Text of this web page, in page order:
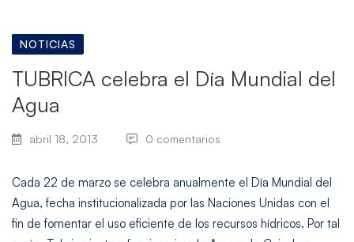
NOTICIAS
TUBRICA celebra el Día Mundial del
Agua
abril 18, 2013 0 comentarios
Cada 22 de marzo se celebra anualmente el Día Mundial del
Agua, fecha institucionalizada por las Naciones Unidas con el
fin de fomentar el uso eficiente de los recursos hídricos. Por tal